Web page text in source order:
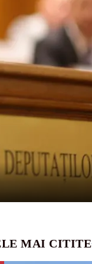
MAI CITITE